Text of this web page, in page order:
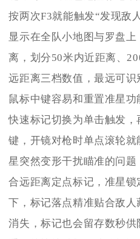
按两次F3就能触发“发现敌
显示在全队小地图与罗盘
离，划分50米内近距离、
远距离三档数值，最远可
鼠标中键容易和重置准星
快速标记切换为单击触发
键，开镜对枪时单点滚轮
星突然变形干扰瞄准的问
合远距离定点标记，准星
下，标记落点精准贴合敌
消失，标记也会留存数秒